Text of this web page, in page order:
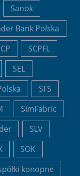
Sanok
Bank Polska
SCPFL
SEL
SFS
SimFabric
SLV
SOK
konopne